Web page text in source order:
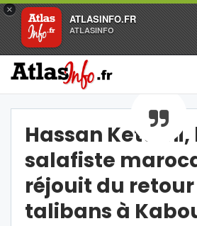
×
ATLASINFO.FR
ATLASINFO
Hassan Kettani,
salafiste
réjouit du retour
talibans à